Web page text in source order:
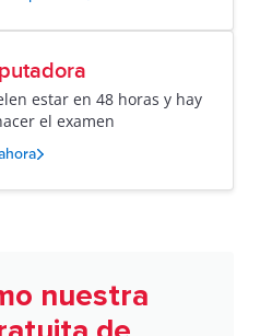
estar en 48 horas y hay
el examen
nuestra